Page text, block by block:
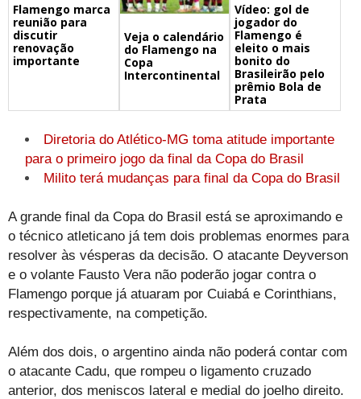
Flamengo marca
reunião para
discutir
renovação
importante
Veja o calendário
do Flamengo na
Copa
Intercontinental
Vídeo: gol de
jogador do
Flamengo é
eleito o mais
bonito do
Brasileirão pelo
prêmio Bola de
Prata
Diretoria do Atlético-MG toma atitude importante
para o primeiro jogo da final da Copa do Brasil
Milito terá mudanças para final da Copa do Brasil
A grande final da Copa do Brasil está se aproximando e
o técnico atleticano já tem dois problemas enormes para
resolver às vésperas da decisão. O atacante Deyverson
e o volante Fausto Vera não poderão jogar contra o
Flamengo porque já atuaram por Cuiabá e Corinthians,
respectivamente, na competição.
Além dos dois, o argentino ainda não poderá contar com
o atacante Cadu, que rompeu o ligamento cruzado
anterior, dos meniscos lateral e medial do joelho direito.